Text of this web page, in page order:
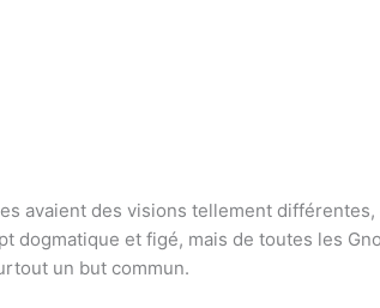
avaient des visions tellement différentes,
dogmatique et figé, mais de toutes les
un but commun.